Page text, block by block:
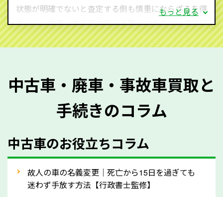
状態が明確でないと査定する側も慎重にならざるを得
ません。廃車・事故車査定する際はできるだけ車検証
をご準備ください。車検証があることで車両状態や年
に質問させていただく内容は以下の通りとなります。
メーカー／車種
型式／グレード
走行距離（例：約〇万キロ）
車検の満了日
内装や外装の状態
もっと見る
中古車・廃車・事故車買取と
手続きのコラム
中古車のお役立ちコラム
故人の車の名義変更｜死亡から15日を過ぎても
迷わず手放す方法【行政書士監修】